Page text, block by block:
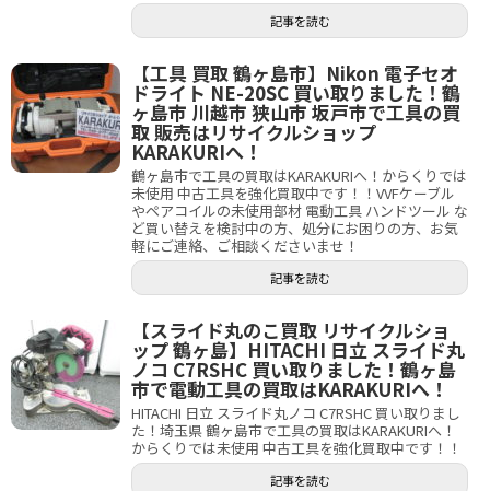
記事を読む
【工具 買取 鶴ヶ島市】Nikon 電子セオ
ドライト NE-20SC 買い取りました！鶴
ヶ島市 川越市 狭山市 坂戸市で工具の買
取 販売はリサイクルショップ
KARAKURIへ！
鶴ヶ島市で工具の買取はKARAKURIへ！からくりでは
未使用 中古工具を強化買取中です！！VVFケーブル
やペアコイルの未使用部材 電動工具 ハンドツール な
ど買い替えを検討中の方、処分にお困りの方、お気
軽にご連絡、ご相談くださいませ！
記事を読む
【スライド丸のこ買取 リサイクルショ
ップ 鶴ヶ島】HITACHI 日立 スライド丸
ノコ C7RSHC 買い取りました！鶴ヶ島
市で電動工具の買取はKARAKURIへ！
HITACHI 日立 スライド丸ノコ C7RSHC 買い取りまし
た！埼玉県 鶴ヶ島市で工具の買取はKARAKURIへ！
からくりでは未使用 中古工具を強化買取中です！！
記事を読む